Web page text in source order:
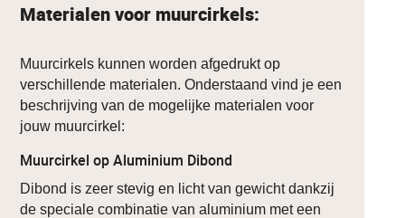
Materialen voor muurcirkels:
Muurcirkels kunnen worden afgedrukt op
verschillende materialen. Onderstaand vind je een
beschrijving van de mogelijke materialen voor
jouw muurcirkel:
Muurcirkel op Aluminium Dibond
Dibond is zeer stevig en licht van gewicht dankzij
de speciale combinatie van aluminium met een